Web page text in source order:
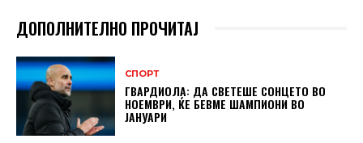
ДОПОЛНИТЕЛНО ПРОЧИТАЈ
СПОРТ
ГВАРДИОЛА: ДА СВЕТЕШЕ СОНЦЕТО ВО
НОЕМВРИ, ЌЕ БЕВМЕ ШАМПИОНИ ВО
ЈАНУАРИ